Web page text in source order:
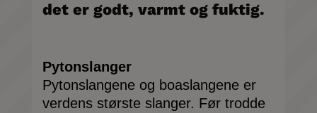
det er godt, varmt og fuktig.
Pytonslanger
Pytonslangene og boaslangene er
verdens største slanger. Før trodde